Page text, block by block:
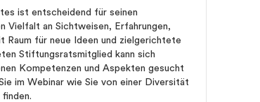
ist entscheidend für seinen
Vielfalt an Sichtweisen, Erfahrungen,
Raum für neue Ideen und zielgerichtete
Stiftungsratsmitglied kann sich
Kompetenzen und Aspekten gesucht
im Webinar wie Sie von einer Diversität